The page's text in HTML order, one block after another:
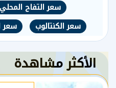
سعر التفاح المحلي
سعر الكنتالوب
سعر
الأكثر مشاهدة